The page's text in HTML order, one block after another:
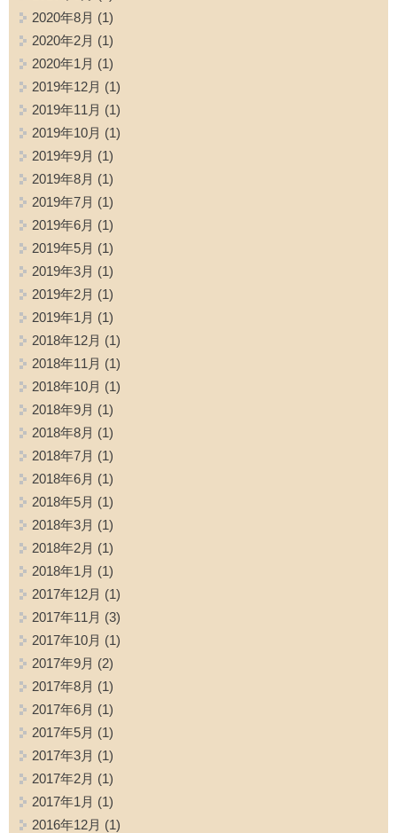
2020年8月 (1)
2020年2月 (1)
2020年1月 (1)
2019年12月 (1)
2019年11月 (1)
2019年10月 (1)
2019年9月 (1)
2019年8月 (1)
2019年7月 (1)
2019年6月 (1)
2019年5月 (1)
2019年3月 (1)
2019年2月 (1)
2019年1月 (1)
2018年12月 (1)
2018年11月 (1)
2018年10月 (1)
2018年9月 (1)
2018年8月 (1)
2018年7月 (1)
2018年6月 (1)
2018年5月 (1)
2018年3月 (1)
2018年2月 (1)
2018年1月 (1)
2017年12月 (1)
2017年11月 (3)
2017年10月 (1)
2017年9月 (2)
2017年8月 (1)
2017年6月 (1)
2017年5月 (1)
2017年3月 (1)
2017年2月 (1)
2017年1月 (1)
2016年12月 (1)